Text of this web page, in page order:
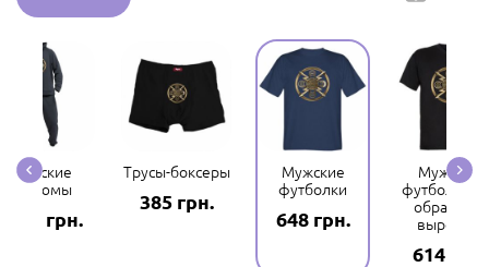
Мужские
костюмы
грн.
Трусы-боксеры
385 грн.
Мужские
футболки
648 грн.
Мужские
футболки с
образным
вырезом
614 грн.